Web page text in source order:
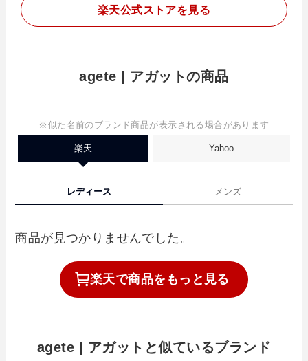
楽天公式ストアを見る
agete | アガットの商品
※似た名前のブランド商品が表示される場合があります
楽天 Yahoo
レディース メンズ
商品が見つかりませんでした。
楽天で商品を もっと見る
agete | アガットと似ているブランド